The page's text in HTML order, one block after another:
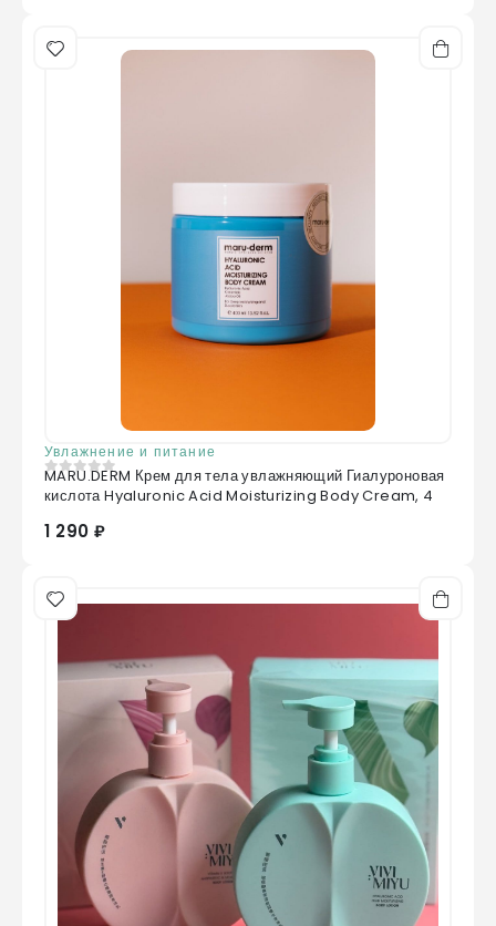
Увлажнение и питание
0из 5
MARU.DERM Крем для тела увлажняющий Гиалуроновая
кислота Hyaluronic Acid Moisturizing Body Cream, 4
1 290 ₽